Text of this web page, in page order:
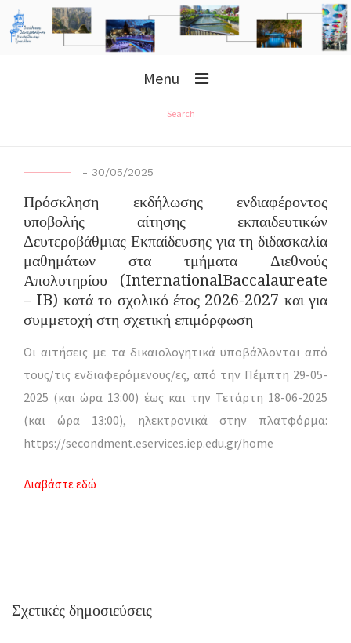
Menu
Search
- 30/05/2025
Πρόσκληση εκδήλωσης ενδιαφέροντος
υποβολής αίτησης εκπαιδευτικών
Δευτεροβάθμιας Εκπαίδευσης για τη διδασκαλία
μαθημάτων στα τμήματα Διεθνούς
Απολυτηρίου (InternationalBaccalaureate
– IB) κατά το σχολικό έτος 2026-2027 και για
συμμετοχή στη σχετική επιμόρφωση
Οι αιτήσεις με τα δικαιολογητικά υποβάλλονται από
τους/τις ενδιαφερόμενους/ες, από την Πέμπτη 29-05-
2025 (και ώρα 13:00) έως και την Τετάρτη 18-06-2025
(και ώρα 13:00), ηλεκτρονικά στην πλατφόρμα:
https://secondment.eservices.iep.edu.gr/home
Διαβάστε εδώ
Σχετικές δημοσιεύσεις